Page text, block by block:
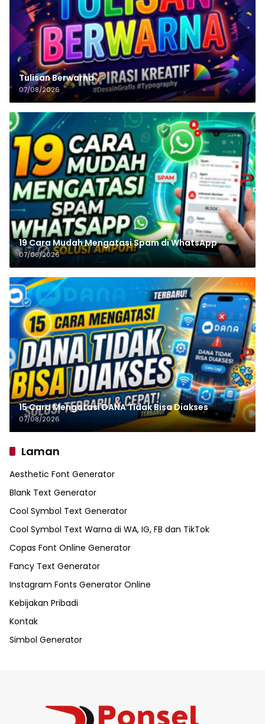
Tulisan‌‌‌‌‌‌‌‌‌‌‌‌‌‌‌‌ Berwarna
07/08/2026
19 Cara Mudah Mengatasi Spam di WhatsApp
07/08/2026
15 Cara Mengatasi DANA Tidak Bisa Diakses
07/08/2026
Laman
Aesthetic Font Generator
Blank Text Generator
Cool Symbol Text Generator
Cool Symbol Text Warna di WA, IG, FB dan TikTok
Copas Font Online Generator
Fancy Text Generator
Instagram Fonts Generator Online
Kebijakan Pribadi
Kontak
Simbol Generator